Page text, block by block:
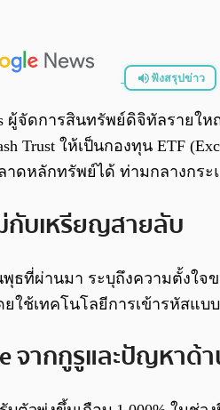
ฟังสรุปข่าว
ผู้จัดการสินทรัพย์ดิจิทัลรา
Trust ให้เป็นกองทุน ETF
ลาดหลักทรัพย์ได้ ท่ามกลางก
กับเหรียญสายลับ
พุธที่ผ่านมา ระบุถึงความตั้งใจ
ใช้เทคโนโลยีการเข้ารหัสแบ
จากกูรูและปัญหาด้